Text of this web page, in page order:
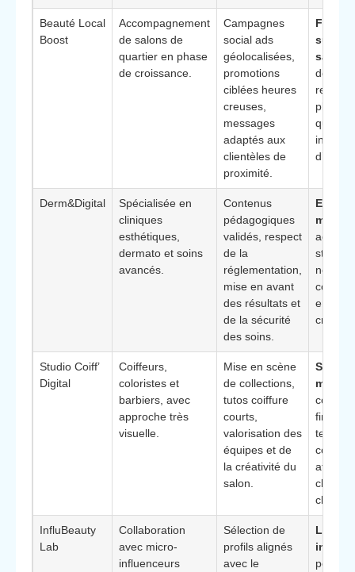
Beauté Local
Boost
Accompagnement
de salons de
quartier en phase
de croissance.
Campagnes
social ads
géolocalisées,
promotions
ciblées heures
creuses,
messages
adaptés aux
clientèles de
proximité.
sur le
salon
qu’aux
Derm&Digital
Spécialisée en
cliniques
esthétiques,
dermato et soins
avancés.
Contenus
pédagogiques
validés, respect
de la
réglementation,
mise en avant
des résultats et
de la sécurité
des soins.
Studio Coiff’
Digital
Coiffeurs,
coloristes et
barbiers, avec
approche très
visuelle.
Mise en scène
de collections,
tutos coiffure
courts,
valorisation des
équipes et de
la créativité du
salon.
métier
fine des
clients.
InfluBeauty
Lab
Collaboration
avec micro-
influenceurs
Sélection de
profils alignés
avec le
Levier
pour